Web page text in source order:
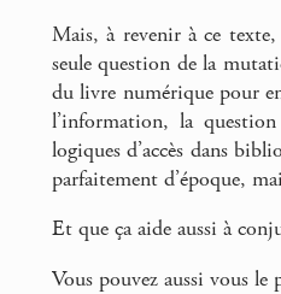
Mais, à revenir à ce
seule question de la
du livre numérique pour
l’information, la
logiques d’accès dans
parfaitement d’époque,
Et que ça aide aussi à
Vous pouvez aussi vous